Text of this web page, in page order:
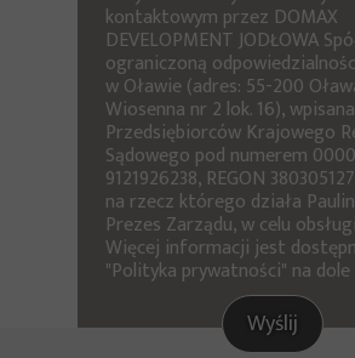
kontaktowym przez DOMAX
DEVELOPMENT JODŁOWA
ograniczoną
w Oławie (adres: 55-200
Wiosenna nr 2 lok. 16),
Przedsiębiorców Krajowego
Sądowego pod numerem
9121926238, REGON
na rzecz którego działa
Prezes Zarządu, w celu
Więcej informacji jest
"Polityka prywatności" na
Wyślij